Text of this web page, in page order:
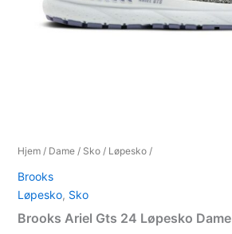
Hjem / Dame / Sko / Løpesko /
Brooks
Løpesko, Sko
Brooks Ariel Gts 24 Løpesko Dame